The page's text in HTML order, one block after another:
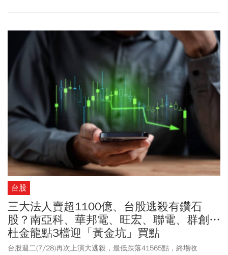
交量重返兆元、來到1.08兆元。國安基金是否要進場護盤了？財政
部長莊翠雲在立院備詢時回應，台灣實體經濟表現仍相當亮眼，國
安基金幕僚將持續關注國際情勢及台股走勢，後續將依照國安基金
條例進行觀察與處理。法人指出，台股要看止跌訊號，須緊盯12周
RSI能否守穩50、周KD開口是否收斂，及40000－42000點支撐是否
實質跌破等3大關鍵指標，才能確認台股是否真正止穩。
台股
三大法人賣超1100億、台股逃殺有鑽石
股？南亞科、華邦電、旺宏、聯電、群創…
杜金龍點3檔迎「黃金坑」買點
台股週二(7/28)再次上演大逃殺，最低跌落41565點，終場收